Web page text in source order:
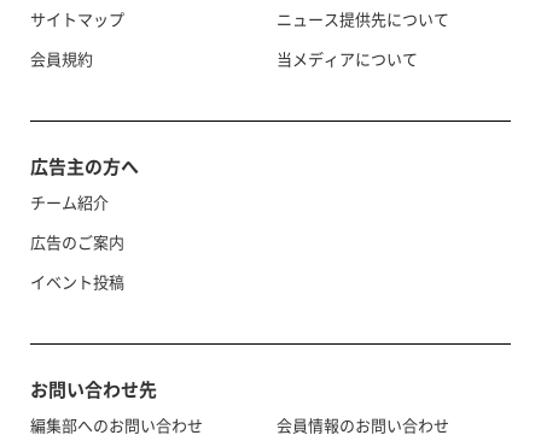
サイトマップ
会員規約
ニュース提供先について
当メディアについて
広告主の方へ
チーム紹介
広告のご案内
イベント投稿
お問い合わせ先
編集部へのお問い合わせ 会員情報のお問い合わせ